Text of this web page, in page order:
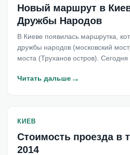
Новый маршрут в
Дружбы Народов
В Киеве появилась маршрутка,
дружбы народов (московский
моста (Труханов остров).
Читать дальше→
КИЕВ
Стоимость проезда в
2014